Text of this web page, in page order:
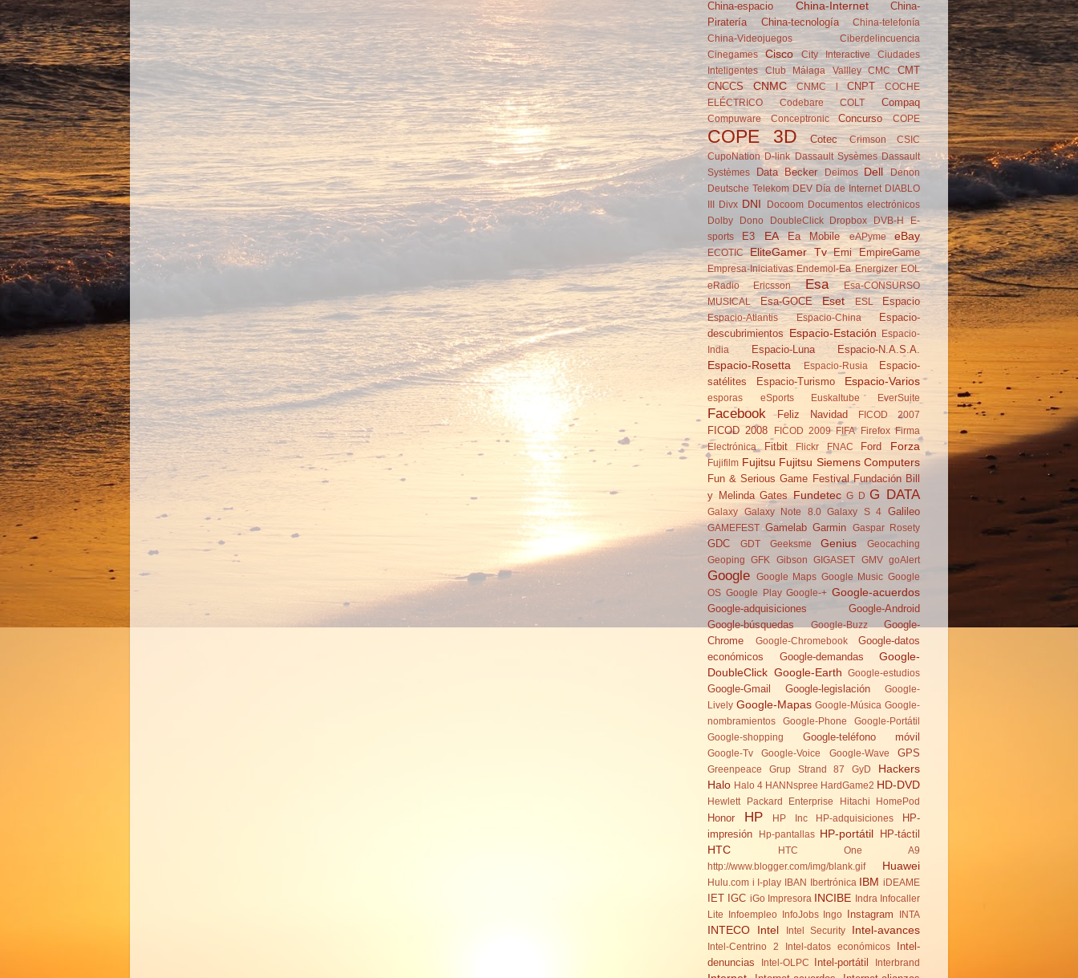
China-espacio China-Internet
China-
Piratería
China-tecnología
China-telefonía
China-Videojuegos
Ciberdelincuencia
Cinegames
Cisco City Interactive
Ciudades
Inteligentes
Club Málaga Vallley CMC
CMT
CNCCS
CNMC CNMC l CNPT
COCHE
ELÉCTRICO
Codebare COLT Compaq
Compuware Conceptronic Concurso COPE
COPE 3D Cotec Crimson
CSIC
CupoNation D-link Dassault Sysèmes Dassault
Systèmes
Data Becker Deimos Dell
Denon
Deutsche Telekom DEV Día de Internet DIABLO
Divx DNI Docoom
Documentos electrónicos
Dolby
Dono DoubleClick Dropbox DVB-H
E-
sports
E3 EA Ea Mobile eAPyme eBay
ECOTIC EliteGamer Tv Emi EmpireGame
Empresa-Iniciativas Endemol-Ea Energizer EOL
eRadio
Ericsson Esa
Esa-CONSURSO
MUSICAL
Esa-GOCE Eset ESL Espacio
Espacio-Atlantis Espacio-China
Espacio-
descubrimientos Espacio-Estación
Espacio-
India
Espacio-Luna Espacio-N.A.S.A.
Espacio-Rosetta Espacio-Rusia
Espacio-
satélites
Espacio-Turismo Espacio-Varios
esporas eSports Euskaltube EverSuite
Facebook Feliz Navidad FICOD 2007
FICOD 2008 FICOD 2009 FIFA Firefox Firma
Electrónica
Fitbit Flickr FNAC Ford Forza
Fujifilm Fujitsu Fujitsu Siemens Computers
Fun & Serious Game Festival Fundación Bill
y Melinda Gates Fundetec G D G DATA
Galaxy Galaxy Note 8.0 Galaxy S 4 Galileo
GAMEFEST Gamelab Garmin Gaspar Rosety
GDC GDT Geeksme Genius
Geocaching
Geoping
GFK Gibson GIGASET GMV goAlert
Google Google Maps Google Music Google
OS Google Play Google-+ Google-acuerdos
Google-adquisiciones
Google-Android
Google-búsquedas
Google-Buzz
Google-
Chrome
Google-Chromebook
Google-datos
económicos
Google-demandas
Google-
DoubleClick Google-Earth Google-estudios
Google-Gmail Google-legislación
Google-
Lively Google-Mapas Google-Música Google-
nombramientos
Google-Phone
Google-Portátil
Google-shopping
Google-teléfono móvil
Google-Tv Google-Voice Google-Wave GPS
Greenpeace Grup Strand 87 GyD
Hackers
Halo Halo 4 HANNspree HardGame2 HD-DVD
Hewlett Packard Enterprise Hitachi HomePod
Honor HP HP Inc HP-adquisiciones
HP-
impresión
Hp-pantallas HP-portátil HP-táctil
HTC
HTC One A9
http://www.blogger.com/img/blank.gif
Huawei
Hulu.com i I-play IBAN Ibertrónica IBM iDEAME
IET IGC iGo Impresora INCIBE Indra Infocaller
Lite
Infoempleo InfoJobs Ingo Instagram INTA
INTECO Intel Intel Security Intel-avances
Intel-Centrino 2 Intel-datos económicos
Intel-
denuncias
Intel-OLPC Intel-portátil Interbrand